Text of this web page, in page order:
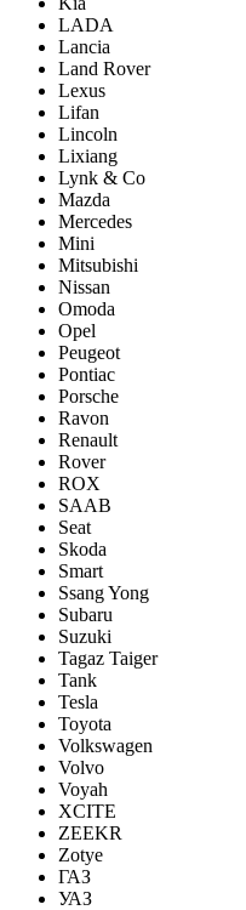
LADA
Lancia
Land Rover
Lexus
Lifan
Lincoln
Lixiang
Lynk & Co
Mazda
Mercedes
Mini
Mitsubishi
Nissan
Omoda
Opel
Peugeot
Pontiac
Porsсhe
Ravon
Renault
Rover
ROX
SAAB
Seat
Skoda
Smart
Ssang Yong
Subaru
Suzuki
Tagaz Taiger
Tank
Tesla
Toyota
Volkswagen
Volvo
Voyah
XCITE
ZEEKR
Zotye
ГАЗ
УАЗ